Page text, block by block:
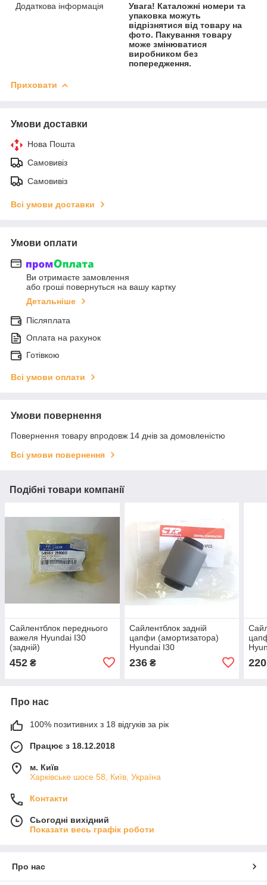
Додаткова інформація
Увага! Каталожні номери та
упаковка можуть
відрізнятися від товару на
фото. Пакування товару
може змінюватися
виробником без
попередження.
Приховати
Умови доставки
Нова Пошта
Самовивіз
Самовивіз
Всі умови доставки
Умови оплати
Ви отримаєте замовлення
або гроші повернуться на вашу картку
Детальніше
Післяплата
Оплата на рахунок
Готівкою
Всі умови оплати
Умови повернення
Повернення товару впродовж 14 днів за домовленістю
Всі умови повернення
Подібні товари компанії
Сайлентблок переднього
важеля Hyundai I30
(задній)
452 ₴
Сайлентблок задній
цапфи (амортизатора)
Hyundai I30
236₴ 220
Про нас
100% позитивних з 18 відгуків за рік
Працює з 18.12.2018
м. Київ
Харківське шосе 58, Київ, Україна
Контакти
Сьогодні вихідний
Показати весь графік роботи
Про нас